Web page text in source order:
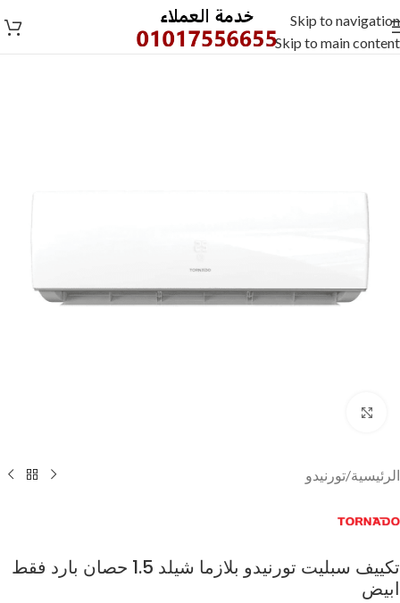
Skip to navigation
Skip to main content
الرئيسية/تورنيدو
تكييف سبليت تورنيدو بلازما شيلد 1.5 حصان بارد فقط
ابيض